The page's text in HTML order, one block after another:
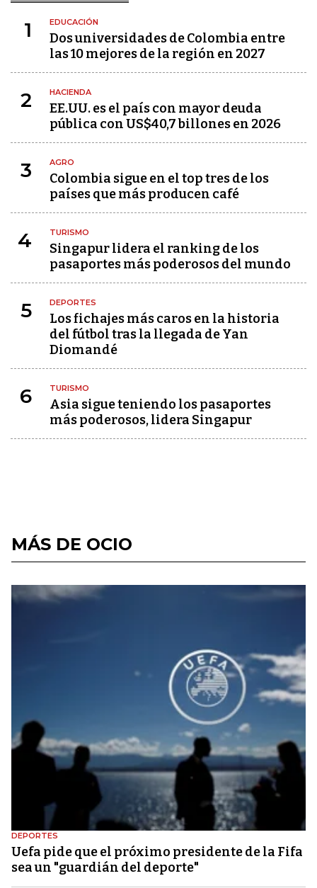
1 EDUCACIÓN
Dos universidades de Colombia entre
las 10 mejores de la región en 2027
2 HACIENDA
EE.UU. es el país con mayor deuda
pública con US$40,7 billones en 2026
3 AGRO
Colombia sigue en el top tres de los
países que más producen café
4 TURISMO
Singapur lidera el ranking de los
pasaportes más poderosos del mundo
5 DEPORTES
Los fichajes más caros en la historia
del fútbol tras la llegada de Yan
Diomandé
6 TURISMO
Asia sigue teniendo los pasaportes
más poderosos, lidera Singapur
MÁS DE OCIO
DEPORTES
Uefa pide que el próximo presidente de la Fifa
sea un "guardián del deporte"